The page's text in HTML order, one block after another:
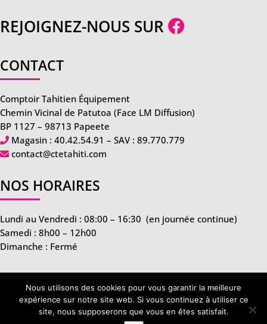
REJOIGNEZ-NOUS SUR
CONTACT
Comptoir Tahitien Équipement
Chemin Vicinal de Patutoa (Face LM Diffusion)
BP 1127 – 98713 Papeete
Magasin : 40.42.54.91 – SAV : 89.770.779
contact@ctetahiti.com
NOS HORAIRES
Lundi au Vendredi : 08:00 – 16:30 (en journée continue)
Samedi : 8h00 – 12h00
Dimanche : Fermé
CTE Tahiti tous droits réservés – Mentions légales –CGV
Nous utilisons des cookies pour vous garantir la meilleure
expérience sur notre site web. Si vous continuez à utiliser ce
site, nous supposerons que vous en êtes satisfait.